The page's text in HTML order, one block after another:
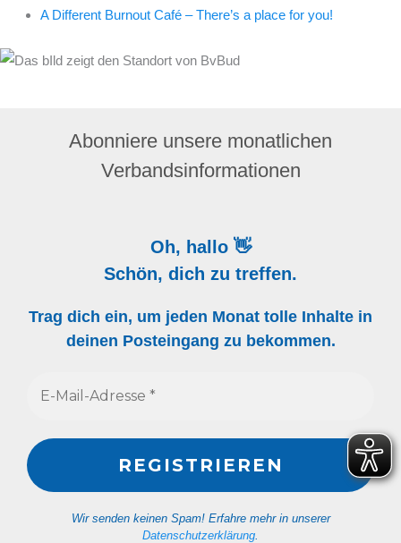
A Different Burnout Café – There’s a place for you!
Abonniere unsere monatlichen
Verbandsinformationen
Oh, hallo 👋
Schön, dich zu treffen.
Trag dich ein, um jeden Monat tolle Inhalte in
deinen Posteingang zu bekommen.
Wir senden keinen Spam! Erfahre mehr in unserer
Datenschutzerklärung